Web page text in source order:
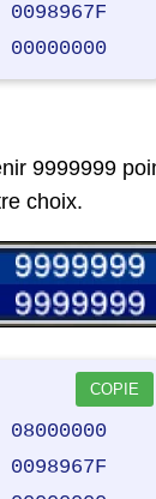
0098967F
00000000
9999999
choix.
COPIE
08000000
0098967F